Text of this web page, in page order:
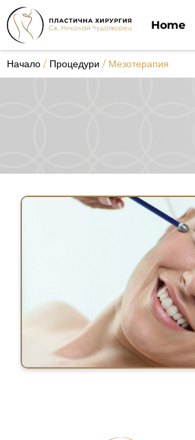
Home
Начало / Процедури / Мезотерапия